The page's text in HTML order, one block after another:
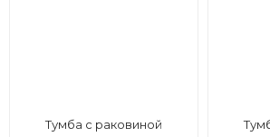
Тумба с раковиной